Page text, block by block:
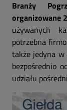
Branży
organizowane
używanych
potrzebna
także jedyna w
bezpośrednio
udziału